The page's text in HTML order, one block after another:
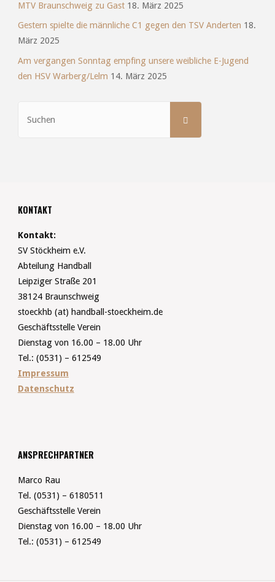
MTV Braunschweig zu Gast 18. März 2025
Gestern spielte die männliche C1 gegen den TSV Anderten 18.
März 2025
Am vergangen Sonntag empfing unsere weibliche E-Jugend
den HSV Warberg/Lelm 14. März 2025
SUCHEN
KONTAKT
Kontakt:
SV Stöckheim e.V.
Abteilung Handball
Leipziger Straße 201
38124 Braunschweig
stoeckhb (at) handball-stoeckheim.de
Geschäftsstelle Verein
Dienstag von 16.00 – 18.00 Uhr
Tel.: (0531) – 612549
Impressum
Datenschutz
ANSPRECHPARTNER
Marco Rau
Tel. (0531) – 6180511
Geschäftsstelle Verein
Dienstag von 16.00 – 18.00 Uhr
Tel.: (0531) – 612549